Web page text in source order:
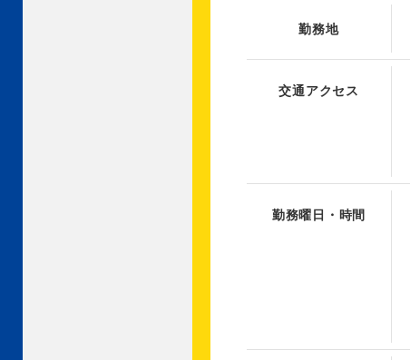
勤務地
交通アクセス
勤務曜日・時間